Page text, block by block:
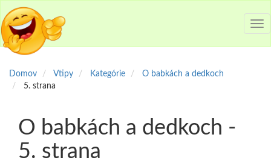
Domov Vtipy Kategórie
O babkách a dedkoch
5. strana
O babkách a dedkoch -
5. strana